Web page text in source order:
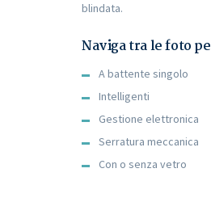
blindata.
Naviga tra le foto
A battente singolo
Intelligenti
Gestione elettronica
Serratura meccanica
Con o senza vetro